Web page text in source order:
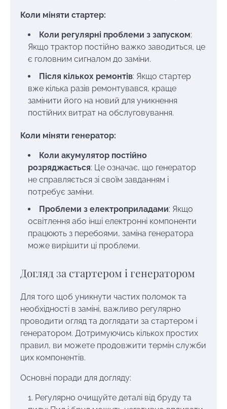
Коли міняти стартер:
Коли регулярні проблеми з запуском:
Якщо трактор постійно важко заводиться, це
є головним сигналом до заміни.
Після кількох ремонтів: Якщо стартер
вже кілька разів ремонтувався, краще
замінити його на новий для уникнення
постійних витрат на обслуговування.
Коли міняти генератор:
Коли акумулятор постійно
розряджається: Це означає, що генератор
не справляється зі своїм завданням і
потребує заміни.
Проблеми з електроприладами: Якщо
освітлення або інші електронні компоненти
працюють з перебоями, заміна генератора
може вирішити ці проблеми.
Догляд за стартером і генератором
Для того щоб уникнути частих поломок та
необхідності в заміні, важливо регулярно
проводити огляд та доглядати за стартером і
генератором. Дотримуючись кількох простих
правил, ви можете продовжити термін служби
цих компонентів.
Основні поради для догляду:
Регулярно очищуйте деталі від бруду та